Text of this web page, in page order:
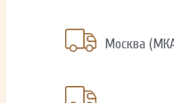
Москва